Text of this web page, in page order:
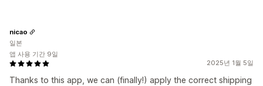
2025년 1월 5일
Thanks to this app, we can (finally!) apply the correct shipping
nicao
일본
앱 사용 기간 9일